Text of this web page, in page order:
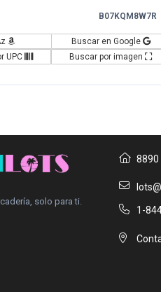
B07KQM8W7R
Buscar en Google
UPC
Buscar por imagen
solo para ti.
8890
1-